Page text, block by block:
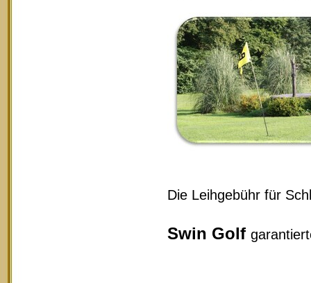
Die Leihgebühr für
Swin Golf